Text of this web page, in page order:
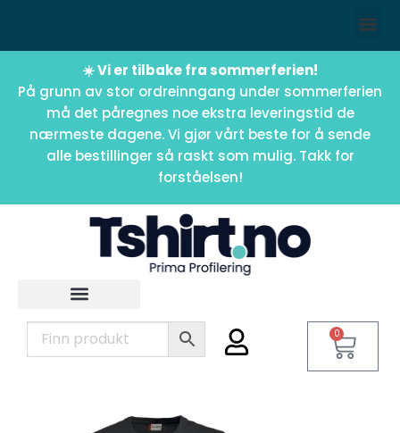
☀️ Vi er tilbake fra sommerferien!
På grunn av stor ordreinngang under sommerferien
må det påregnes noe ekstra leveringstid de
nærmeste dagene. Vi gjør vårt beste for å sende
alle bestillinger så raskt som mulig. Takk for
forståelsen!
0